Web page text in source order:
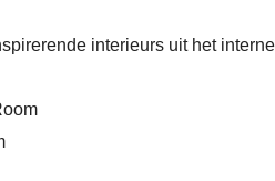
interieurs uit het